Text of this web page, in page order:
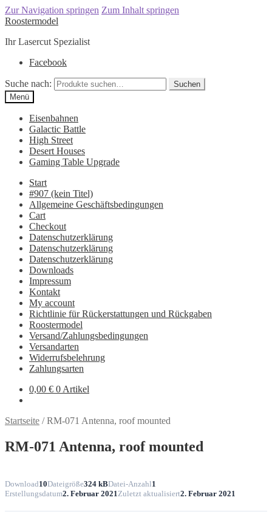
Zur Navigation springen Zum Inhalt springen
Roostermodel
Ihr Lasercut Spezialist
Facebook
Suche nach:
Suchen
Menü
Eisenbahnen
Galactic Battle
High Street
Desert Houses
Gaming Table Upgrade
Start
#907 (kein Titel)
Allgemeine Geschäftsbedingungen
Cart
Checkout
Datenschutzerklärung
Datenschutzerklärung
Datenschutzerklärung
Downloads
Impressum
Kontakt
My account
Richtlinie für Rückerstattungen und Rückgaben
Roostermodel
Versand/Zahlungsbedingungen
Versandarten
Widerrufsbelehrung
Zahlungsarten
0,00 € 0 Artikel
Startseite /RM-071 Antenna, roof mounted
RM-071 Antenna, roof mounted
Download10Dateigröße324 kBDatei-Anzahl1
Erstellungsdatum2. Februar 2021 Zuletzt aktualisiert2. Februar 2021